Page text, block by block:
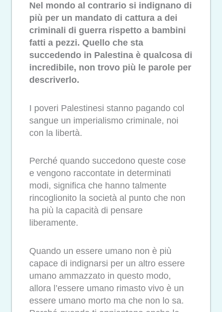
Nel mondo al contrario si indignano di
più per un mandato di cattura a dei
criminali di guerra rispetto a bambini
fatti a pezzi. Quello che sta
succedendo in Palestina è qualcosa di
incredibile, non trovo più le parole per
descriverlo.
I poveri Palestinesi stanno pagando col
sangue un imperialismo criminale, noi
con la libertà.
Perché quando succedono queste cose
e vengono raccontate in determinati
modi, significa che hanno talmente
rincoglionito la società al punto che non
ha più la capacità di pensare
liberamente.
Quando un essere umano non è più
capace di indignarsi per un altro essere
umano ammazzato in questo modo,
allora l’essere umano rimasto vivo è un
essere umano morto ma che non lo sa.